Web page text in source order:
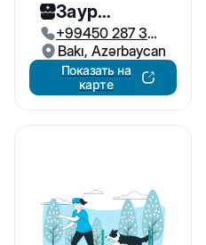
Заур
Кинолог
+99450 287 33
99
Bakı, Azərbaycan
Показать на
карте